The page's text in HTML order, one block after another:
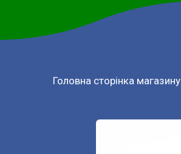
Головна сторінка магазину